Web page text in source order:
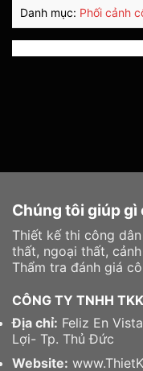
Danh mục: Phối cảnh
Chúng tôi giúp gì
Thiết kế thi công
thất, ngoại thất,
Thẩm tra đánh giá
CÔNG TY TNHH
Địa chỉ: Feliz En
Lợi- Tp. Thủ Đức
Website: